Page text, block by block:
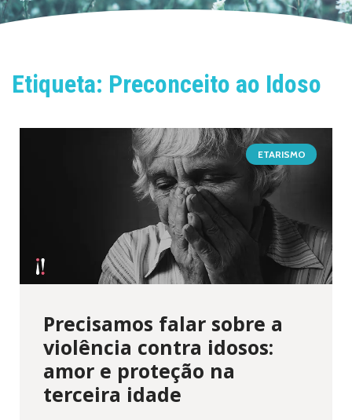
Etiqueta: Preconceito ao Idoso
ETARISMO
Precisamos falar sobre a
violência contra idosos:
amor e proteção na
terceira idade